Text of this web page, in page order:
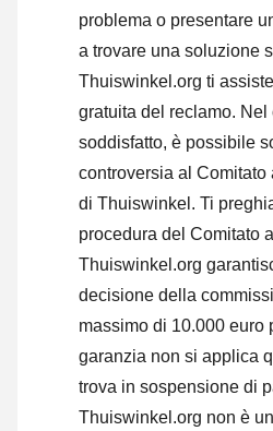
problema o presentare
a trovare una soluzione
Thuiswinkel.org ti
gratuita del reclamo.
soddisfatto, è possibile
controversia al
di Thuiswinkel. Ti
procedura del Comitato
Thuiswinkel.org
decisione della
massimo di 10.000 euro
garanzia non si applica
trova in sospensione di
Thuiswinkel.org non è